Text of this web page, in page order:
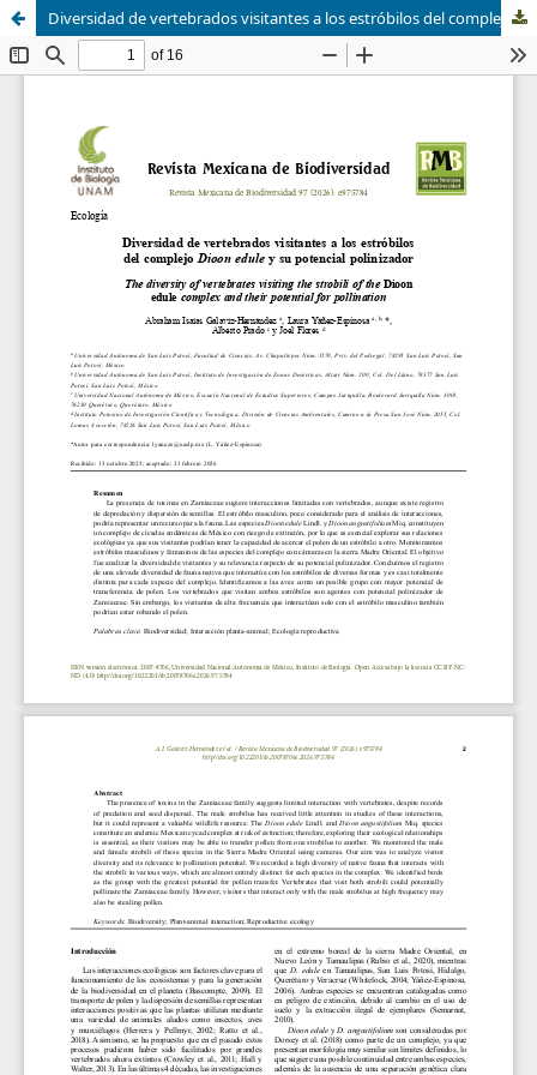
Diversidad de vertebrados visitantes a los estróbilos del complejo Dioon edule y su potencial polinizador